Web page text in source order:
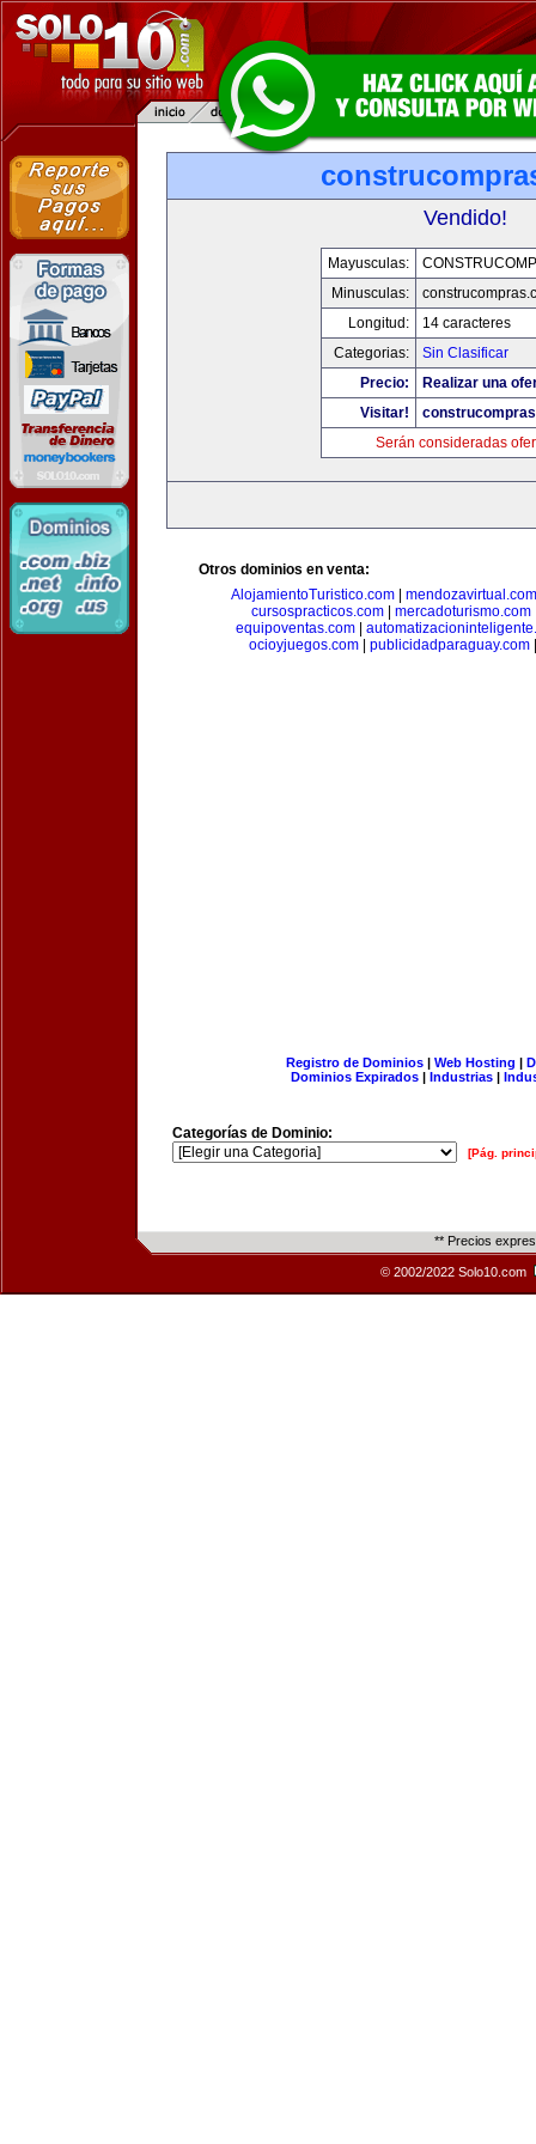
Vendido!
Mayusculas:
Minusculas:
Longitud:
14 caracteres
Categorias:
Sin Clasificar
Precio:
Realizar una
Visitar!
Serán consideradas
Otros dominios en venta:
AlojamientoTuristico.com
mendozavirtual.com
cursospracticos.com| mercadoturismo.com
equipoventas.com|
ocioyjuegos.com| publicidadparaguay.com
Registro de Dominios| Web Hosting |
Dominios Expirados | Industrias |
Categorías de Dominio:
[Pág.
** Precios
© 2002/2022 Solo10.com